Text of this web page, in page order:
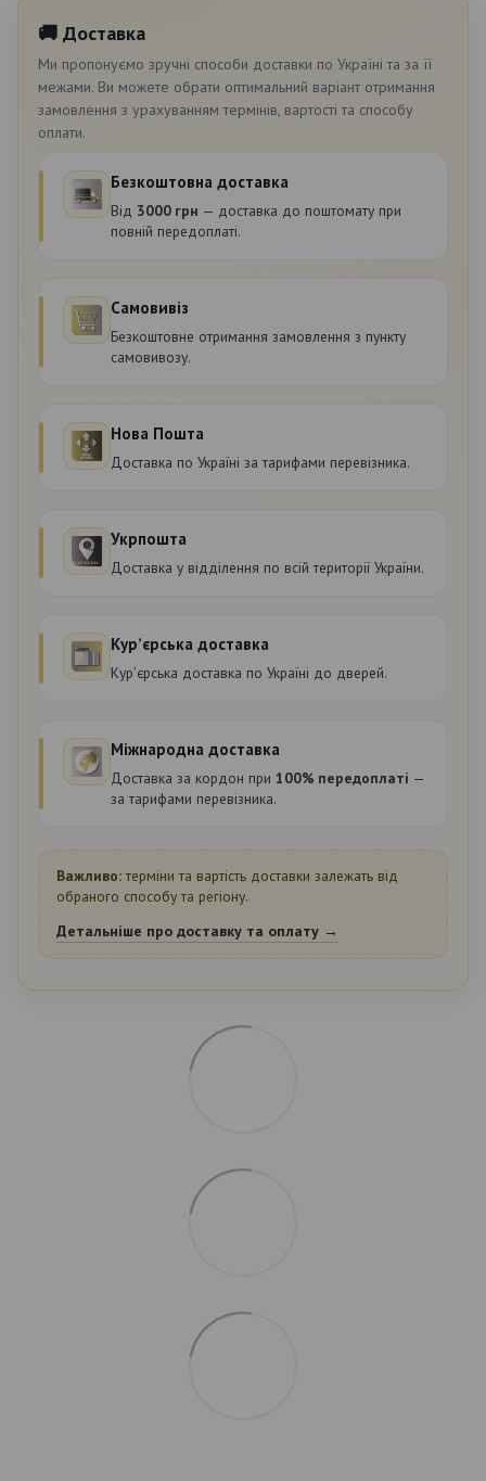
🚚 Доставка
Ми пропонуємо зручні способи доставки по Україні та за її
межами. Ви можете обрати оптимальний варіант отримання
замовлення з урахуванням термінів, вартості та способу
оплати.
Безкоштовна доставка
Від 3000 грн — доставка до поштомату при
повній передоплаті.
Самовивіз
Безкоштовне отримання замовлення з пункту
самовивозу.
Нова Пошта
Доставка по Україні за тарифами перевізника.
Укрпошта
Доставка у відділення по всій території України.
Курʼєрська доставка
Курʼєрська доставка по Україні до дверей.
Міжнародна доставка
Доставка за кордон при 100% передоплаті —
за тарифами перевізника.
Важливо:терміни та вартість доставки залежать від
обраного способу та регіону.
Детальніше про доставку та оплату →